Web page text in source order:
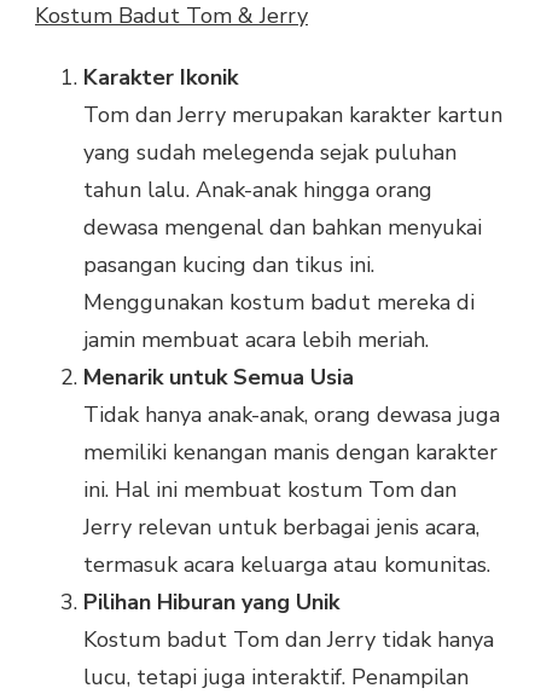
Kostum Badut Tom & Jerry
Karakter Ikonik
Tom dan Jerry merupakan karakter kartun
yang sudah melegenda sejak puluhan
tahun lalu. Anak-anak hingga orang
dewasa mengenal dan bahkan menyukai
pasangan kucing dan tikus ini.
Menggunakan kostum badut mereka di
jamin membuat acara lebih meriah.
Menarik untuk Semua Usia
Tidak hanya anak-anak, orang dewasa juga
memiliki kenangan manis dengan karakter
ini. Hal ini membuat kostum Tom dan
Jerry relevan untuk berbagai jenis acara,
termasuk acara keluarga atau komunitas.
Pilihan Hiburan yang Unik
Kostum badut Tom dan Jerry tidak hanya
lucu, tetapi juga interaktif. Penampilan